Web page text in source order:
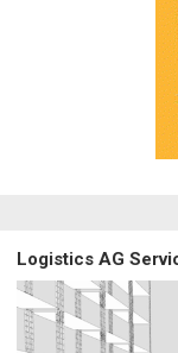
Logistics AG